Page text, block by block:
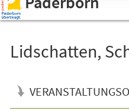
öffnen.
Lidschatten,